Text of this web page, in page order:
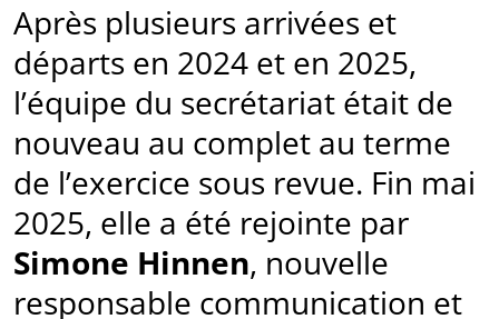
Après plusieurs arrivées et
départs en 2024 et en 2025,
l’équipe du secrétariat était de
nouveau au complet au terme
de l’exercice sous revue. Fin mai
2025, elle a été rejointe par
Simone Hinnen, nouvelle
responsable communication et